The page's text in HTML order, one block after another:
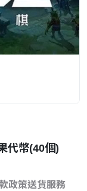
代幣(40個)
政策送貨服務